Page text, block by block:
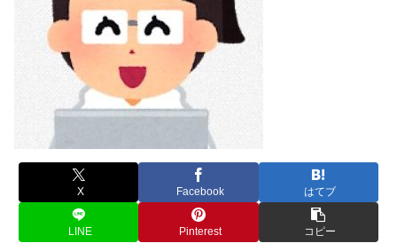
X Facebook はてブ
LINE Pinterest コピー